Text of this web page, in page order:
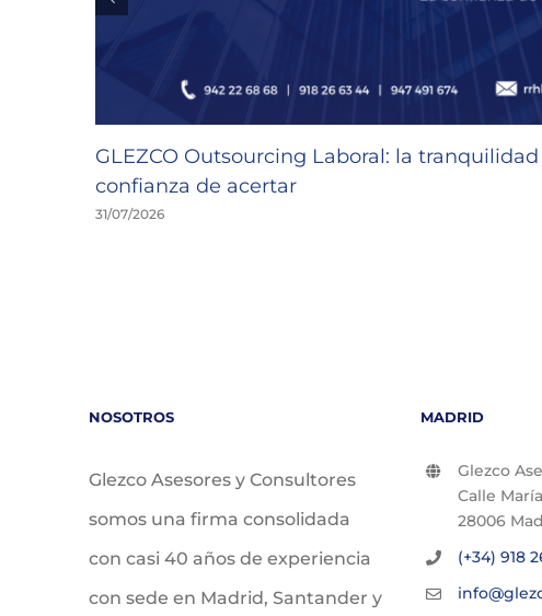
GLEZCO Outsourcing Laboral: la
confianza de acertar
31/07/2026
NOSOTROS
Glezco Asesores y Consultores
somos una firma consolidada
con casi 40 años de experiencia
con sede en Madrid, Santander y
MADRID
Glezco
Calle
28006
(+34) 918